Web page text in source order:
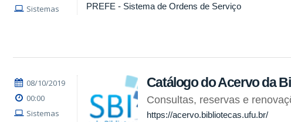
Sistemas
PREFE - Sistema de Ordens de Serviço
08/10/2019
00:00
Sistemas
Catálogo do Acervo da
Consultas, reservas e
https://acervo.bibliotecas.ufu.br/